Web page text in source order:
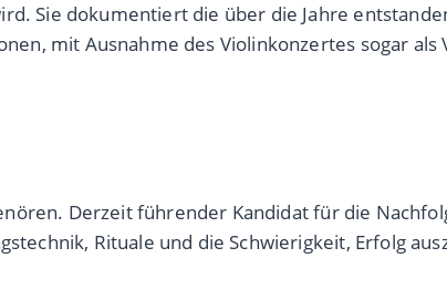
Sie dokumentiert die über die Jahre
mit Ausnahme des Violinkonzertes sogar als
Derzeit führender Kandidat für die
Rituale und die Schwierigkeit, Erfolg